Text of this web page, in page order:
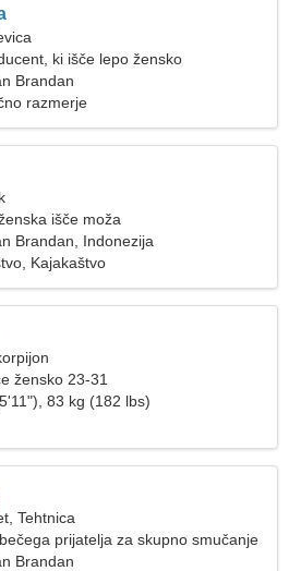
ki išče lepo žensko
Brandan
razmerje
išče moža
Brandan, Indonezija
Kajakaštvo
žensko 23-31
83 kg (182 lbs)
Tehtnica
prijatelja za skupno smučanje
Brandan